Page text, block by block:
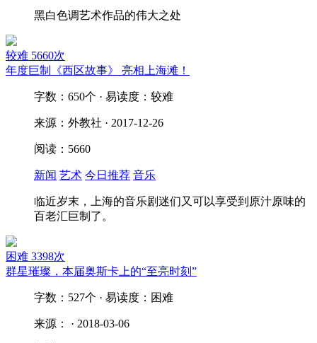
黑白色调艺术作品的伟大之处
较难 5660次
年度巨制《西区故事》 亮相上海滩！
字数：650个 · 易读度：较难
来源：外教社 · 2017-12-26
阅读：5660
新闻 艺术 今日推荐 音乐
临近岁末，上海的音乐剧迷们又可以享受到原汁原味的
百老汇巨制了。
困难 3398次
群星璀璨，本届奥斯卡上的“至亮时刻”
字数：527个 · 易读度：困难
来源： · 2018-03-06